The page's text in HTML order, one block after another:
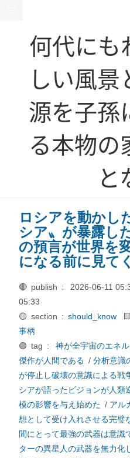
何代にも
しい風景
源を子孫
る本物の
と
ロシアを動かし
シア〟が暴露し
の預言が世界を
になる前に見て
🔴 publish : 2026-06-11
05:33
🟡 section : should_know
事柄
🟢 tag :
神が全宇宙のエネ
傑作が人間である / 分析意識
が停止し破壊の意識による戦
シアが語ったビジョンが人類
模の影響を与え始めた / アル
想として受け入れさせる完璧
間にとって最強の武器は意識
ターの異星人の武器を無力化